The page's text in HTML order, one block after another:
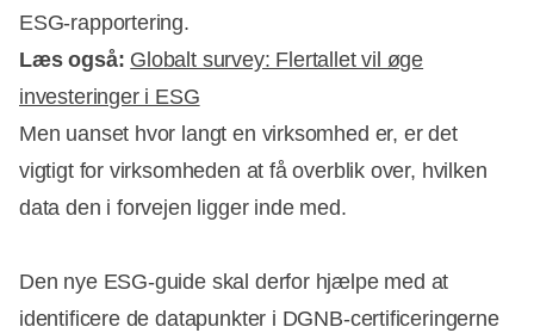
ESG-rapportering.
Læs også: Globalt survey: Flertallet vil øge
investeringer i ESG
Men uanset hvor langt en virksomhed er, er det
vigtigt for virksomheden at få overblik over, hvilken
data den i forvejen ligger inde med.
Den nye ESG-guide skal derfor hjælpe med at
identificere de datapunkter i DGNB-certificeringerne